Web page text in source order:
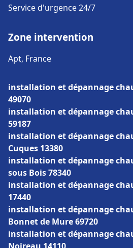
Service d'urgence 24/7
Zone intervention
Apt, France
installation et dépannage
49070
installation et dépannage
59187
installation et dépannage
Cuques 13380
installation et dépannage
sous Bois 78340
installation et dépannage
17440
installation et dépannage
Bonnet de Mure 69720
installation et dépannage